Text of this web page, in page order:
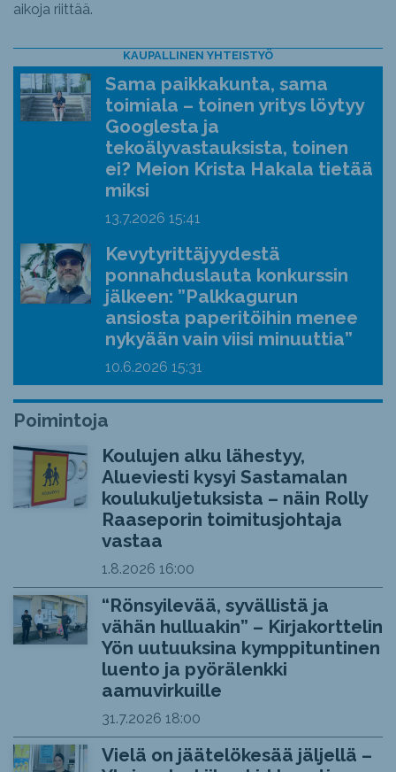
aikoja riittää.
KAUPALLINEN YHTEISTYÖ
Sama paikkakunta, sama
toimiala – toinen yritys löytyy
Googlesta ja
tekoälyvastauksista, toinen
ei? Meion Krista Hakala tietää
miksi
13.7.2026 15:41
Kevytyrittäjyydestä
ponnahduslauta konkurssin
jälkeen: ”Palkkagurun
ansiosta paperitöihin menee
nykyään vain viisi minuuttia”
10.6.2026 15:31
Poimintoja
Koulujen alku lähestyy,
Alueviesti kysyi Sastamalan
koulukuljetuksista – näin Rolly
Raaseporin toimitusjohtaja
vastaa
1.8.2026 16:00
“Rönsyilevää, syvällistä ja
vähän hulluakin” – Kirjakorttelin
Yön uutuuksina kymppituntinen
luento ja pyörälenkki
aamuvirkuille
31.7.2026 18:00
Vielä on jäätelökesää jäljellä –